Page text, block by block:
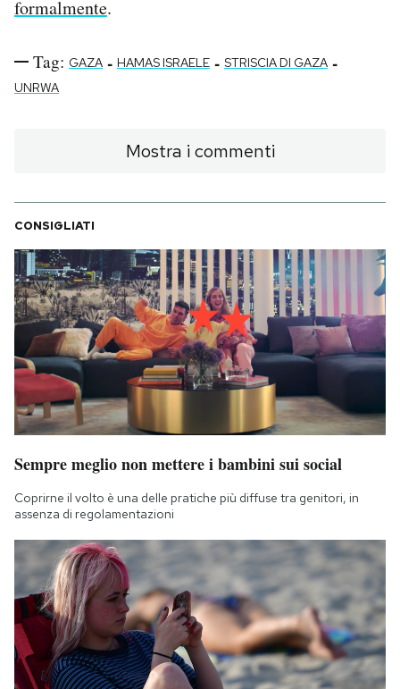
formalmente.
Tag: GAZA - HAMAS ISRAELE - STRISCIA DI GAZA -
UNRWA
Mostra i commenti
CONSIGLIATI
Sempre meglio non mettere i bambini sui social
Coprirne il volto è una delle pratiche più diffuse tra genitori, in
assenza di regolamentazioni